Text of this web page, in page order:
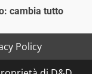
cambia tutto
Policy